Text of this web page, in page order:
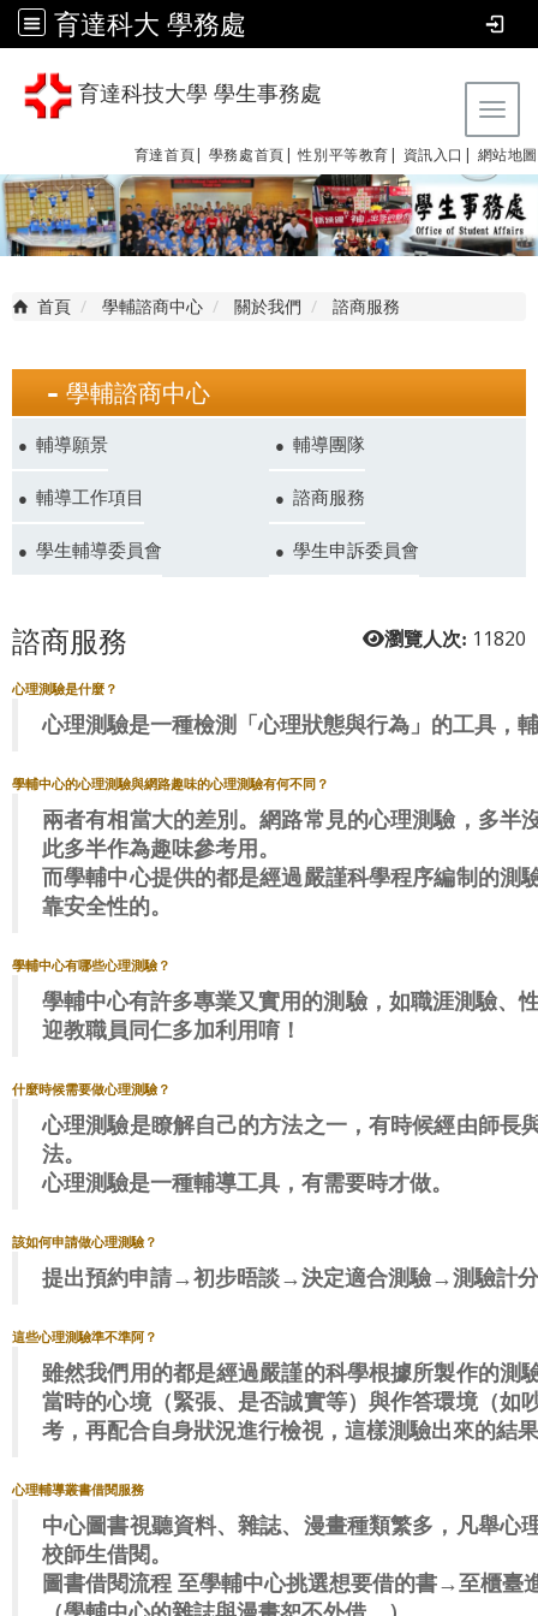
育達科大 學務處
育達科技大學 學生事務處
育達首頁| 學務處首頁| 性別平等教育 | 資訊入口| 網站地圖
首頁 學輔諮商中心 關於我們 諮商服務
學輔諮商中心
輔導願景 輔導團隊
輔導工作項目 諮商服務
學生輔導委員會 學生申訴委員會
瀏覽人次: 11820
諮商服務
心理測驗是什麼？
心理測驗是一種檢測「心理狀態與行為」的工具，
學輔中心的心理測驗與網路趣味的心理測驗有何不同？
兩者有相當大的差別。網路常見的心理測驗，多半
此多半作為趣味參考用。
而學輔中心提供的都是經過嚴謹科學程序編制的測
靠安全性的。
學輔中心有哪些心理測驗？
學輔中心有許多專業又實用的測驗，如職涯測驗、
迎教職員同仁多加利用唷！
什麼時候需要做心理測驗？
心理測驗是瞭解自己的方法之一，有時候經由師長
法。
心理測驗是一種輔導工具，有需要時才做。
該如何申請做心理測驗？
提出預約申請→初步晤談→決定適合測驗→測驗計
這些心理測驗準不準阿？
雖然我們用的都是經過嚴謹的科學根據所製作的測
當時的心境（緊張、是否誠實等）與作答環境（如
考，再配合自身狀況進行檢視，這樣測驗出來的結
心理輔導叢書借閱服務
中心圖書視聽資料、雜誌、漫畫種類繁多，凡舉
校師生借閱。
圖書借閱流程 至學輔中心挑選想要借的書→至櫃